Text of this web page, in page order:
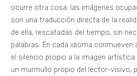
ocurre otra cosa: las imágenes
son una traducción directa de la
de ella, rescatadas del tiempo, sin
palabras. En cada idioma conmueven
el silencio propio a la imagen
un murmullo propio del lector-visivo,